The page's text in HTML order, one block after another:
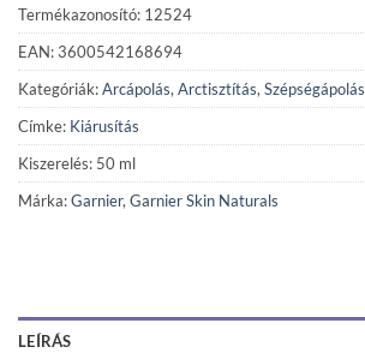
Termékazonosító: 12524
EAN: 3600542168694
Kategóriák:Arcápolás, Arctisztítás, Szépségápolás
Címke: Kiárusítás
Kiszerelés: 50 ml
Márka:Garnier, Garnier Skin Naturals
LEÍRÁS